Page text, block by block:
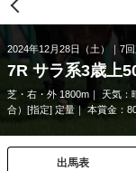
2024年12月28日（土） 7
7R サラ系3歳上
芝・右・外 1800m 天気：
合）[指定] 定量
本賞金：
出馬表